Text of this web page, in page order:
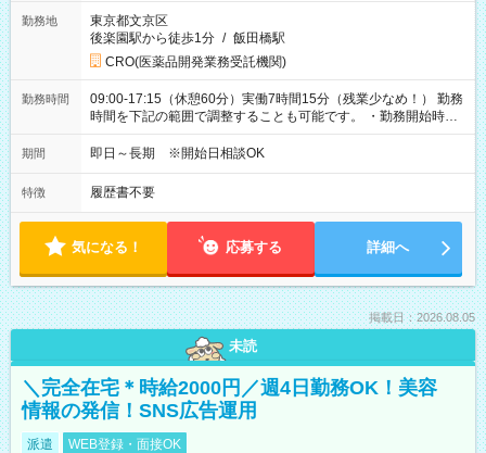
勤務地
東京都文京区
後楽園駅から徒歩1分 / 飯田橋駅
CRO(医薬品開発業務受託機関)
勤務時間
09:00-17:15（休憩60分）実働7時間15分（残業少なめ！） 勤務
時間を下記の範囲で調整することも可能です。 ・勤務開始時
間 09:00～10:00 ・勤務終了時間 16:00～17:15 ・実働
05:00～07:15
期間 即日～長期 ※開始日相談OK
特徴 履歴書不要
気になる！ 応募する 詳細へ
掲載日：2026.08.05
未読
＼完全在宅＊時給2000円／週4日勤務OK！美容
情報の発信！SNS広告運用
派遣 WEB登録・面接OK